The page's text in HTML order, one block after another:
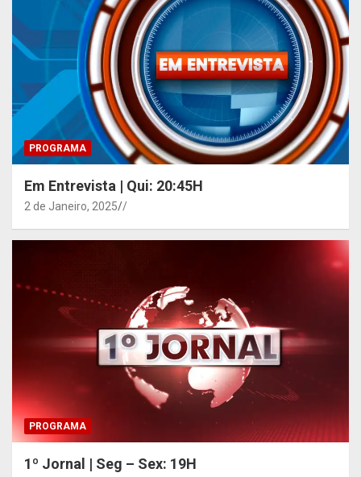
PROGRAMA
Em Entrevista | Qui: 20:45H
2 de Janeiro, 2025 /
PROGRAMA
1º Jornal | Seg – Sex: 19H